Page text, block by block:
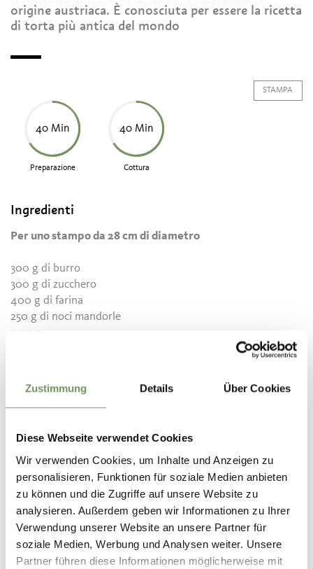
Zustimmung Details Über Cookies
Diese Webseite verwendet Cookies
Wir verwenden Cookies, um Inhalte und Anzeigen zu
personalisieren, Funktionen für soziale Medien anbieten
zu können und die Zugriffe auf unsere Website zu
analysieren. Außerdem geben wir Informationen zu Ihrer
Verwendung unserer Website an unsere Partner für
soziale Medien, Werbung und Analysen weiter. Unsere
Partner führen diese Informationen möglicherweise mit
origine austriaca. È conosciuta per essere la ricetta
di torta più antica del mondo
STAMPA
40 Min
Preparazione
40 Min
Cottura
Ingredienti
Per uno stampo da 28 cm di diametro
300 g di burro
300 g di zucchero
400 g di farina
250 g di noci mandorle
3 uova
Cannella e polvere di garofano
Preparazione
Impastare il burro con lo zucchero, aggiungere le uova e il
resto dei ingredienti. Lasciare riposare la pasta per 30 min.
Mettere 3/4 di pasta nella forma di torta burrata e spalmare
la marmellata di mirtilli rossi. Con il resto della pasta